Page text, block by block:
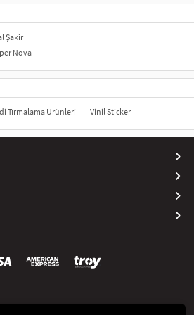
Şakir
Nova
Tırmalama Ürünleri Vinil Sticker